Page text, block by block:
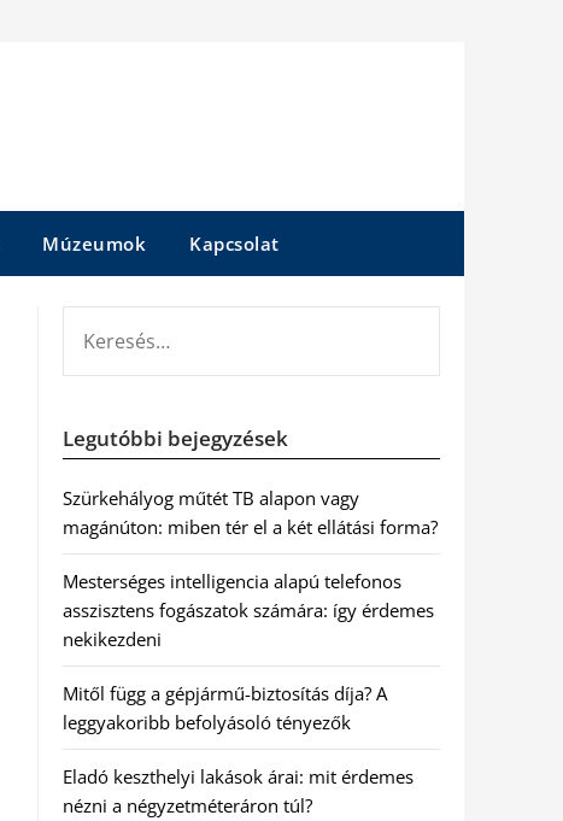
Múzeumok Kapcsolat
Legutóbbi bejegyzések
Szürkehályog műtét TB alapon vagy
magánúton: miben tér el a két ellátási forma?
Mesterséges intelligencia alapú telefonos
asszisztens fogászatok számára: így érdemes
nekikezdeni
Mitől függ a gépjármű-biztosítás díja? A
leggyakoribb befolyásoló tényezők
Eladó keszthelyi lakások árai: mit érdemes
nézni a négyzetméteráron túl?